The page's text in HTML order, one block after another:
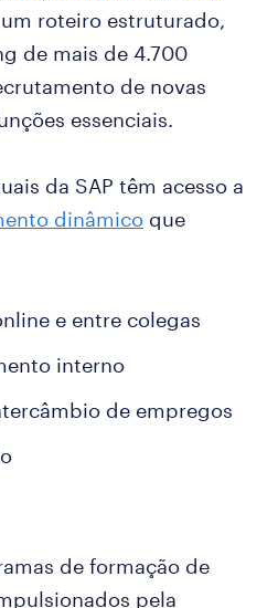
roteiro estruturado,
de mais de 4.700
de novas
essenciais.
da SAP têm acesso a
dinâmico que
e entre colegas
interno
de empregos
de formação de
pela